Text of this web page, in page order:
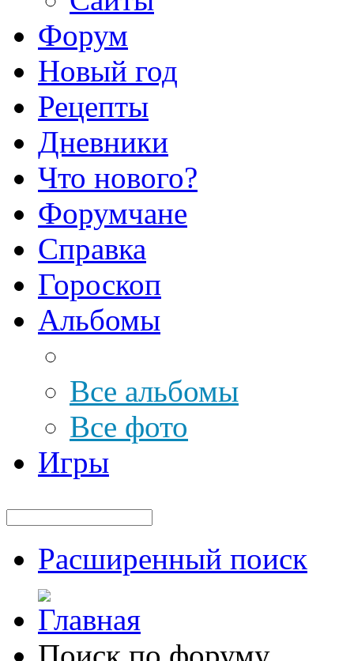
Форум
Новый год
Рецепты
Дневники
Что нового?
Форумчане
Справка
Гороскоп
Альбомы
Все альбомы
Все фото
Игры
Расширенный поиск